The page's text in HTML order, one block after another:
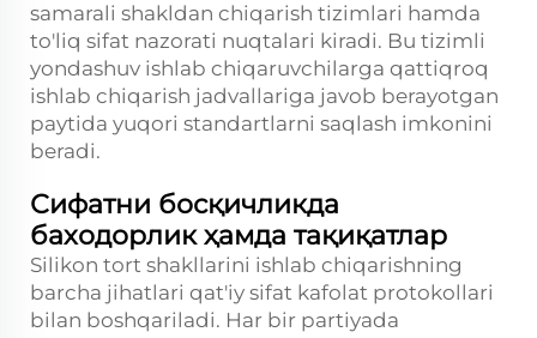
samarali shakldan chiqarish tizimlari hamda
to'liq sifat nazorati nuqtalari kiradi. Bu tizimli
yondashuv ishlab chiqaruvchilarga qattiqroq
ishlab chiqarish jadvallariga javob berayotgan
paytida yuqori standartlarni saqlash imkonini
beradi.
Сифатни босқичликда
баходорлик ҳамда тақиқатлар
Silikon tort shakllarini ishlab chiqarishning
barcha jihatlari qat'iy sifat kafolat protokollari
bilan boshqariladi. Har bir partiyada